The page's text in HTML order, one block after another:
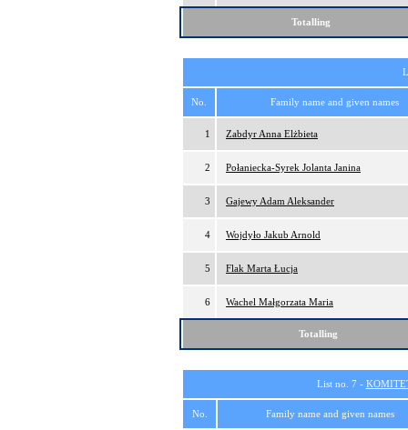
Totalling
No. Family name and given names
1 Zabdyr Anna Elżbieta
2 Połaniecka-Syrek Jolanta Janina
3 Gajewy Adam Aleksander
4 Wojdyło Jakub Arnold
5 Flak Marta Łucja
6 Wachel Małgorzata Maria
Totalling
List no. 7 -
No. Family name and given names